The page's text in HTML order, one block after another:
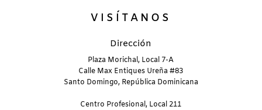
VISÍTANOS
Dirección
Plaza Morichal, Local 7-A
Calle Max Entiques Ureña #83
Santo Domingo, República Dominicana
Centro Profesional, Local 211